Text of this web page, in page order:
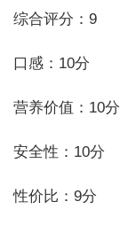
综合评分：9
口感：10分
营养价值：10分
安全性：10分
性价比：9分